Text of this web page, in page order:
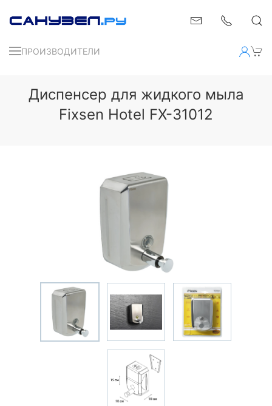
ПРОИЗВОДИТЕЛИ
Диспенсер для жидкого мыла
Fixsen Hotel FX-31012